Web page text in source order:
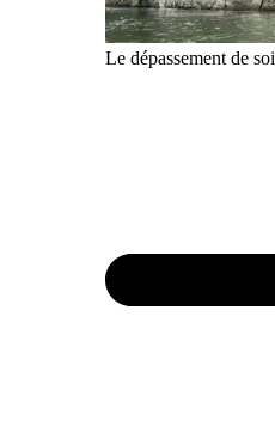
Le dépassement de soi